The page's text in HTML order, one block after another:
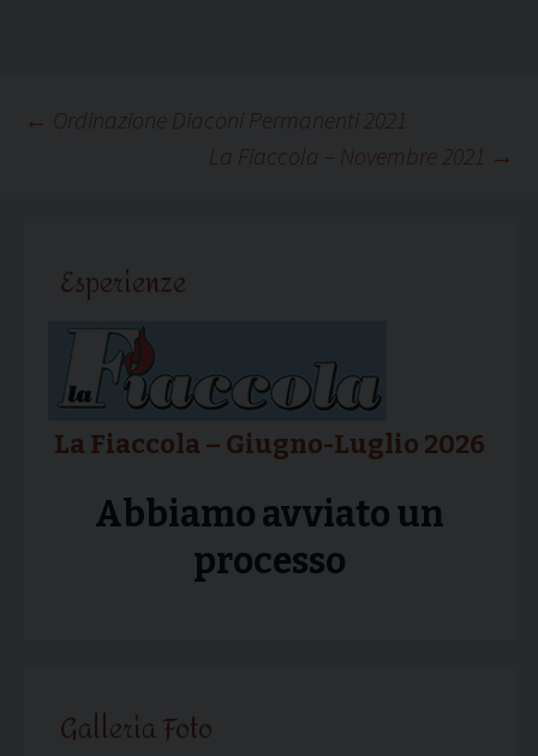
Navigazione
← Ordinazione Diaconi Permanenti 2021
La Fiaccola – Novembre 2021 →
Esperienze
La Fiaccola – Giugno-Luglio 2026
Abbiamo avviato un
processo
Galleria Foto